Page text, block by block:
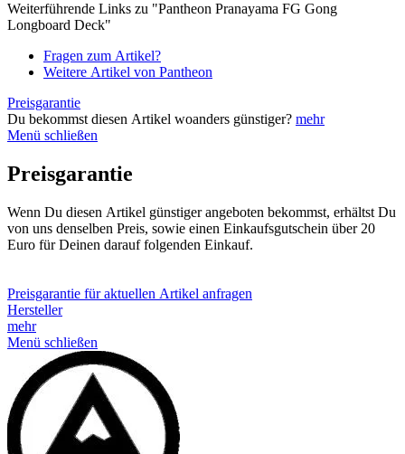
Weiterführende Links zu "Pantheon Pranayama FG Gong
Longboard Deck"
Fragen zum Artikel?
Weitere Artikel von Pantheon
Preisgarantie
Du bekommst diesen Artikel woanders günstiger? mehr
Menü schließen
Preisgarantie
Wenn Du diesen Artikel günstiger angeboten bekommst, erhältst Du
von uns denselben Preis, sowie einen Einkaufsgutschein über 20
Euro für Deinen darauf folgenden Einkauf.
Preisgarantie für aktuellen Artikel anfragen
Hersteller
mehr
Menü schließen